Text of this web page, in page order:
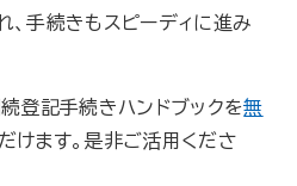
、手続きもスピーディに進み
続登記手続きハンドブックを無
けます。是非ご活用くださ